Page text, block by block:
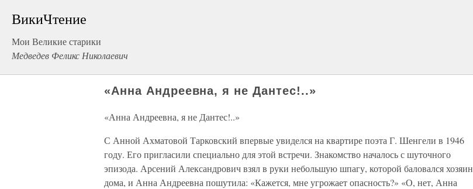
ВикиЧтение
Мои Великие старики
Медведев Феликс Николаевич
«Анна Андреевна, я не Дантес!..»
«Анна Андреевна, я не Дантес!..»
С Анной Ахматовой Тарковский впервые увиделся на квартире поэта Г. Шенгели в 1946
году. Его пригласили специально для этой встречи. Знакомство началось с шуточного
эпизода. Арсений Александрович взял в руки небольшую шпагу, которой баловался хозяин
дома, и Анна Андреевна пошутила: «Кажется, мне угрожает опасность?» «О, нет, Анна